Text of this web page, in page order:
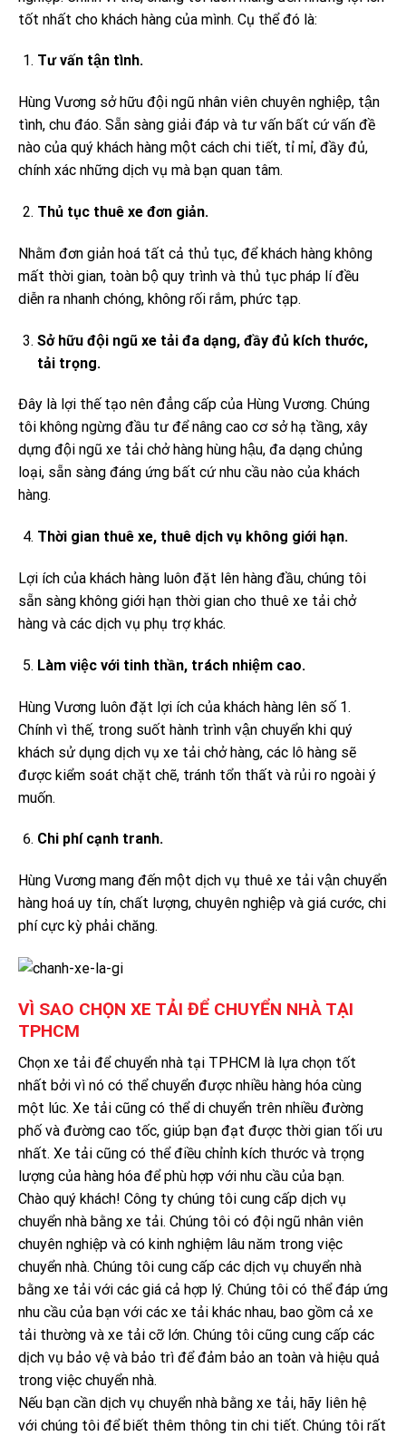
tốt nhất cho khách hàng của mình. Cụ thể đó là:
Tư vấn tận tình.
Hùng Vương sở hữu đội ngũ nhân viên chuyên nghiệp, tận
tình, chu đáo. Sẵn sàng giải đáp và tư vấn bất cứ vấn đề
nào của quý khách hàng một cách chi tiết, tỉ mỉ, đầy đủ,
chính xác những dịch vụ mà bạn quan tâm.
Thủ tục thuê xe đơn giản.
Nhằm đơn giản hoá tất cả thủ tục, để khách hàng không
mất thời gian, toàn bộ quy trình và thủ tục pháp lí đều
diễn ra nhanh chóng, không rối rắm, phức tạp.
Sở hữu đội ngũ xe tải đa dạng, đầy đủ kích thước,
tải trọng.
Đây là lợi thế tạo nên đẳng cấp của Hùng Vương. Chúng
tôi không ngừng đầu tư để nâng cao cơ sở hạ tầng, xây
dựng đội ngũ xe tải chở hàng hùng hậu, đa dạng chủng
loại, sẵn sàng đáng ứng bất cứ nhu cầu nào của khách
hàng.
Thời gian thuê xe, thuê dịch vụ không giới hạn.
Lợi ích của khách hàng luôn đặt lên hàng đầu, chúng tôi
sẵn sàng không giới hạn thời gian cho thuê xe tải chở
hàng và các dịch vụ phụ trợ khác.
Làm việc với tinh thần, trách nhiệm cao.
Hùng Vương luôn đặt lợi ích của khách hàng lên số 1.
Chính vì thế, trong suốt hành trình vận chuyển khi quý
khách sử dụng dịch vụ xe tải chở hàng, các lô hàng sẽ
được kiểm soát chặt chẽ, tránh tổn thất và rủi ro ngoài ý
muốn.
Chi phí cạnh tranh.
Hùng Vương mang đến một dịch vụ thuê xe tải vận chuyển
hàng hoá uy tín, chất lượng, chuyên nghiệp và giá cước, chi
phí cực kỳ phải chăng.
VÌ SAO CHỌN XE TẢI ĐỂ CHUYỂN NHÀ TẠI
TPHCM
Chọn xe tải để chuyển nhà tại TPHCM là lựa chọn tốt
nhất bởi vì nó có thể chuyển được nhiều hàng hóa cùng
một lúc. Xe tải cũng có thể di chuyển trên nhiều đường
phố và đường cao tốc, giúp bạn đạt được thời gian tối ưu
nhất. Xe tải cũng có thể điều chỉnh kích thước và trọng
lượng của hàng hóa để phù hợp với nhu cầu của bạn.
Chào quý khách! Công ty chúng tôi cung cấp dịch vụ
chuyển nhà bằng xe tải. Chúng tôi có đội ngũ nhân viên
chuyên nghiệp và có kinh nghiệm lâu năm trong việc
chuyển nhà. Chúng tôi cung cấp các dịch vụ chuyển nhà
bằng xe tải với các giá cả hợp lý. Chúng tôi có thể đáp ứng
nhu cầu của bạn với các xe tải khác nhau, bao gồm cả xe
tải thường và xe tải cỡ lớn. Chúng tôi cũng cung cấp các
dịch vụ bảo vệ và bảo trì để đảm bảo an toàn và hiệu quả
trong việc chuyển nhà.
Nếu bạn cần dịch vụ chuyển nhà bằng xe tải, hãy liên hệ
với chúng tôi để biết thêm thông tin chi tiết. Chúng tôi rất